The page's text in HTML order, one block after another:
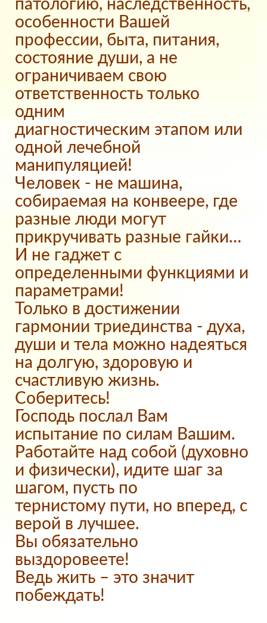
патологию, наследственность,
особенности Вашей
профессии, быта, питания,
состояние души, а не
ограничиваем свою
ответственность только
одним
диагностическим этапом или
одной лечебной
манипуляцией!
Человек - не машина,
собираемая на конвеере, где
разные люди могут
прикручивать разные гайки…
И не гаджет с
определенными функциями и
параметрами!
Только в достижении
гармонии триединства - духа,
души и тела можно надеяться
на долгую, здоровую и
счастливую жизнь.
Соберитесь!
Господь послал Вам
испытание по силам Вашим.
Работайте над собой (духовно
и физически), идите шаг за
шагом, пусть по
тернистому пути, но вперед, с
верой в лучшее.
Вы обязательно
выздоровеете!
Ведь жить – это значит
побеждать!